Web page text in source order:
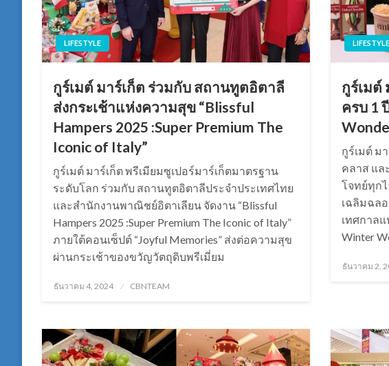
LIFESTYLE
กูร์เมต์ มาร์เก็ต ร่วมกับ สถานทูตอิตาลี
ส่งกระเช้าแห่งความสุข “Blissful
Hampers 2025 :Super Premium The
Iconic of Italy”
กูร์เมต์ มาร์เก็ต พรีเมียมซูเปอร์มาร์เก็ตมาตรฐาน
ระดับโลก ร่วมกับ สถานทูตอิตาลีประจำประเทศไทย
และสำนักงานพาณิชย์อิตาเลียน จัดงาน “Blissful
Hampers 2025 :Super Premium The Iconic of Italy”
ภายใต้คอนเซ็ปต์ “Joyful Memories” ส่งต่อความสุข
ผ่านกระเช้าของขวัญวัตถุดิบพรีเมี่ยม
Posted
ธันวาคม 4, 2024 CBNTEAM
LIFESTYLE
กูร์เมต์
ครบ 1
กูร์เมต์ ม
คลาส แล
โจทย์ทุก
เฉลิมฉล
เทศกาล
Winter
Posted
ธันวาคม 2,